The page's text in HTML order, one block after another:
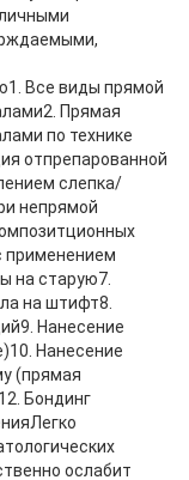
Все виды прямой
Прямая
по технике
отпрепарованной
слепка/
непрямой
применением
на старую7.
на штифт8.
Нанесение
Нанесение
(прямая
Бондинг
ослабит